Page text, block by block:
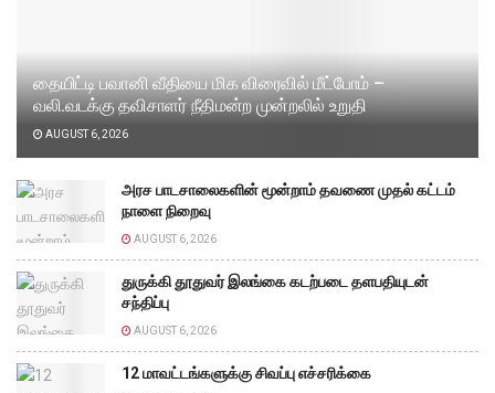
தையிட்டி பவானி வீதியை மிக விரைவில் மீட்போம் –
வலி.வடக்கு தவிசாளர் நீதிமன்ற முன்றலில் உறுதி
AUGUST 6, 2026
அரச பாடசாலைகளின் மூன்றாம் தவணை முதல் கட்டம்
நாளை நிறைவு
AUGUST 6, 2026
துருக்கி தூதுவர் இலங்கை கடற்படை தளபதியுடன்
சந்திப்பு
AUGUST 6, 2026
12 மாவட்டங்களுக்கு சிவப்பு எச்சரிக்கை